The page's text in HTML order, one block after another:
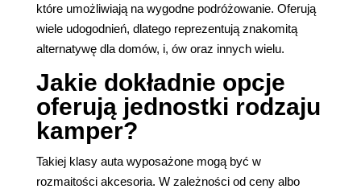
które umożliwiają na wygodne podróżowanie. Oferują
wiele udogodnień, dlatego reprezentują znakomitą
alternatywę dla domów, i, ów oraz innych wielu.
Jakie dokładnie opcje
oferują jednostki rodzaju
kamper?
Takiej klasy auta wyposażone mogą być w
rozmaitości akcesoria. W zależności od ceny albo